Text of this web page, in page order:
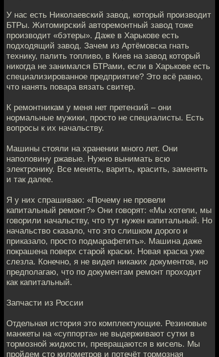
У нас есть Николаевский завод, который производит
БТРы. Житомирский авторемонтный завод тоже
производит «бэтеры». Даже в Харькове есть
подходящий завод. Зачем из Артёмовска гнать
технику, палить топливо, в Киев на завод который
никогда не занимался БТРами, если в Харькове есть
специализированное предприятие? Это всё равно,
что нанять повара вязать свитер.
К ремонтникам у меня нет претензий – они
нормальные мужики, просто не специалисты. Есть
вопросы к их начальству.
Машины стояли на хранении много лет. Они
наполовину ржавые. Нужно вынимать всю
электронику. Все менять, варить, красить, заменять
и так далее.
Я у них спрашиваю: «Почему не провели
капитальный ремонт?» Они говорят: «Мы хотели, мы
говорили начальству, что тут нужен капитальный. Но
начальство сказало, что это слишком дорого и
приказало, просто подмарафетить». Машина даже
покрашена поверх старой краски. Новая краска уже
слезла. Конечно, я не видел никаких документов, но
предполагаю, что по документам ремонт проходит
как капитальный.
Запчасти из России
Отдельная история это комплектующие. Резиновые
манжеты на «суппорта» не выдерживают сутки в
тормозной жидкости, превращаются в кисель. Мы
пройдем сто километров и потечёт тормозная